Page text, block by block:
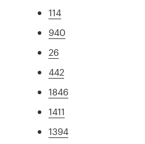
114
940
26
442
1846
1411
1394